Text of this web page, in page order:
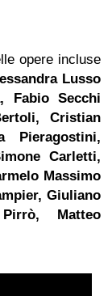
opere incluse
Lusso
Fabio Secchi
Cristian
Pieragostini,
Carletti,
Massimo
Giuliano
Matteo